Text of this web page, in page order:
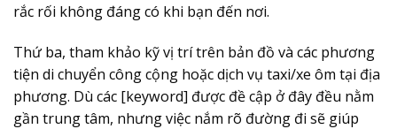
rắc rối không đáng có khi bạn đến nơi.
Thứ ba, tham khảo kỹ vị trí trên bản đồ và các phương
tiện di chuyển công cộng hoặc dịch vụ taxi/xe ôm tại địa
phương. Dù các [keyword] được đề cập ở đây đều nằm
gần trung tâm, nhưng việc nắm rõ đường đi sẽ giúp